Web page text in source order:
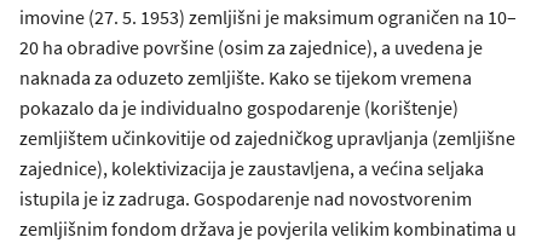
imovine (27. 5. 1953) zemljišni je maksimum ograničen na 10–
20 ha obradive površine (osim za zajednice), a uvedena je
naknada za oduzeto zemljište. Kako se tijekom vremena
pokazalo da je individualno gospodarenje (korištenje)
zemljištem učinkovitije od zajedničkog upravljanja (zemljišne
zajednice), kolektivizacija je zaustavljena, a većina seljaka
istupila je iz zadruga. Gospodarenje nad novostvorenim
zemljišnim fondom država je povjerila velikim kombinatima u